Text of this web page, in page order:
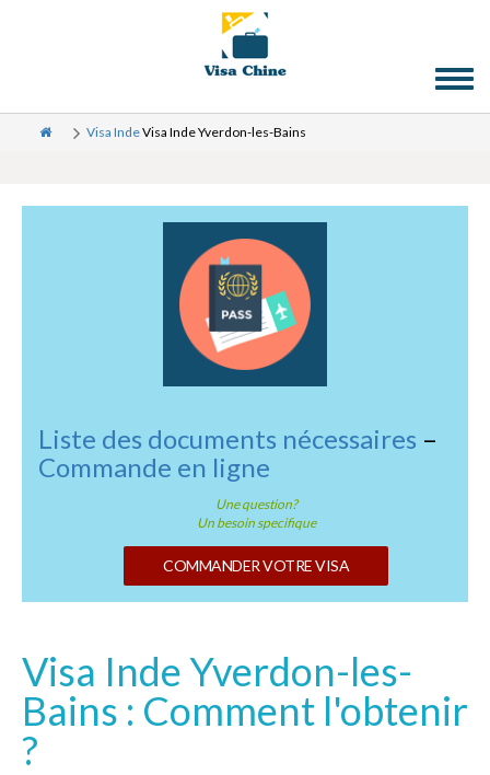
Visa IndeVisa Inde Yverdon-les-Bains
Liste des documents nécessaires –
Commande en ligne
Une question?
Un besoin specifique
COMMANDER VOTRE VISA
Visa Inde Yverdon-les-
Bains : Comment l'obtenir
?